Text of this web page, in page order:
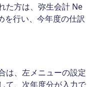
た方は、弥生会計 Ne
を行い、今年度の仕訳
は、左メニューの設定
て、次年度分が入力で